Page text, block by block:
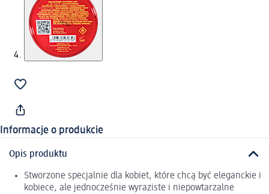
Informacje o produkcie
Opis produktu
Stworzone specjalnie dla kobiet, które chcą być eleganckie i
kobiece, ale jednocześnie wyraziste i niepowtarzalne